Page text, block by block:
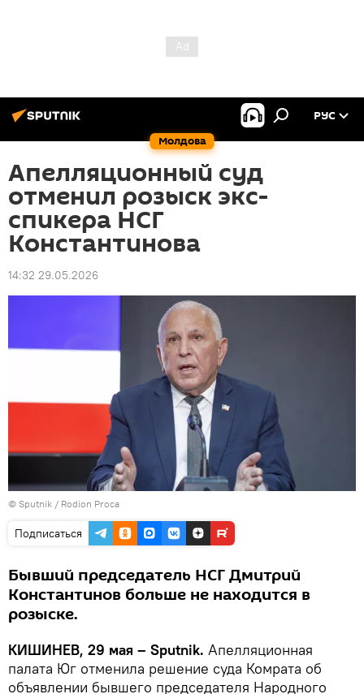
Молдова
РУС
Апелляционный суд
отменил розыск экс-
спикера НСГ
Константинова
14:32 29.05.2026
© Sputnik / Rodion Proca
Подписаться
Бывший председатель НСГ Дмитрий
Константинов больше не находится в
розыске.
КИШИНЕВ, 29 мая – Sputnik. Апелляционная
палата Юг отменила решение суда Комрата об
объявлении бывшего председателя Народного